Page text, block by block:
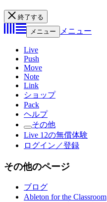
終了する
メニュー
メニュー
Live
Push
Move
Note
Link
ショップ
Pack
ヘルプ
その他
Live 12の無償体験
ログイン／登録
その他のページ
ブログ
Ableton for the Classroom